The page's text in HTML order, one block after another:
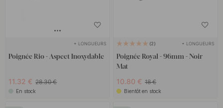
+ LONGUEURS
Poignée Rio - Aspect Inoxydable
11.32 € 28.30 €
En stock
2 + LONGUEURS
Poignée Royal - 96mm - Noir
Mat
10.80 € 18 €
Bientôt en stock